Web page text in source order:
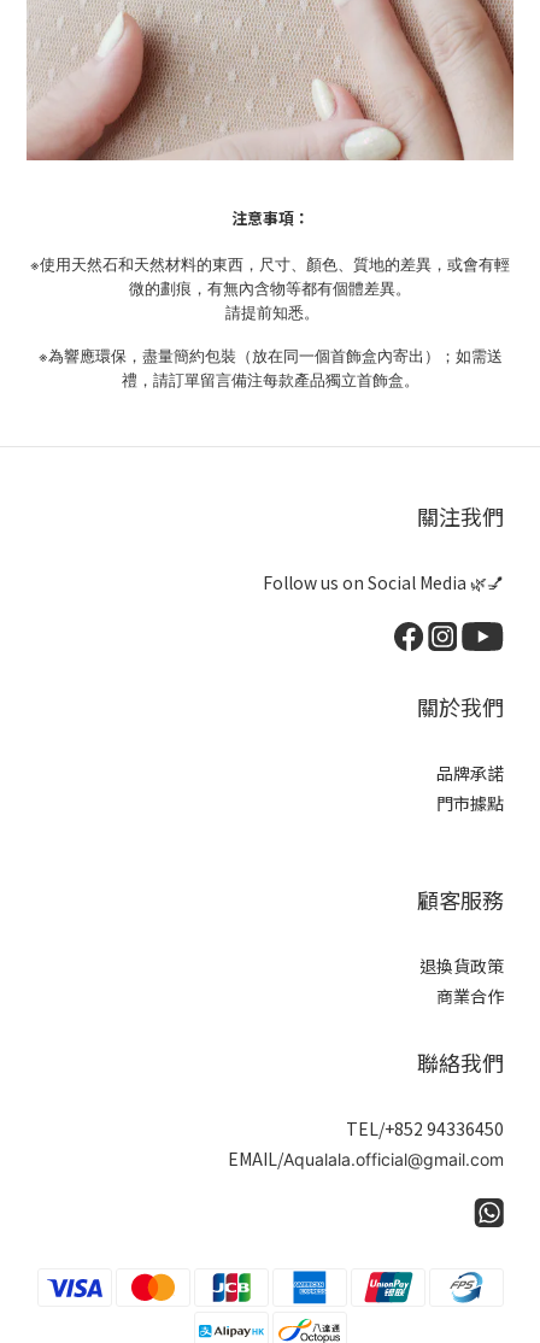
注意事項：
※使用天然石和天然材料的東西，尺寸、顏色、質地的差異，或會有輕
微的劃痕，有無內含物等都有個體差異。
請提前知悉。
※為響應環保，盡量簡約包裝（放在同一個首飾盒內寄出 ）；如需送
禮，請訂單留言備注每款產品獨立首飾盒。
關注我們
Follow us on Social Media 🌿💅
關於我們
品牌承諾
門市據點
顧客服務
退換貨政策
商業合作
聯絡我們
TEL/+852 94336450
EMAIL/Aqualala.official@gmail.com